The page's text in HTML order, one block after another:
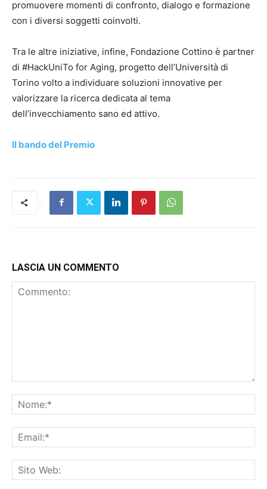
promuovere momenti di confronto, dialogo e formazione
con i diversi soggetti coinvolti.
Tra le altre iniziative, infine, Fondazione Cottino è partner
di #HackUniTo for Aging, progetto dell’Università di
Torino volto a individuare soluzioni innovative per
valorizzare la ricerca dedicata al tema
dell’invecchiamento sano ed attivo.
Il bando del Premio
LASCIA UN COMMENTO